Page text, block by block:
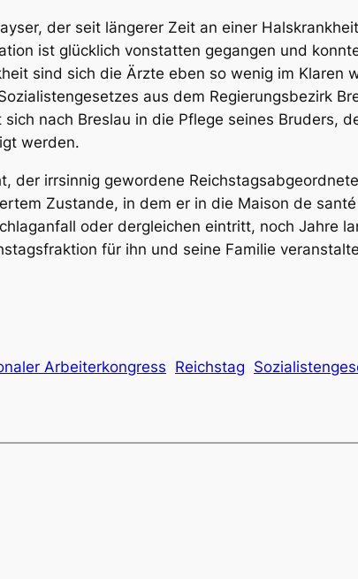
der seit längerer Zeit an einer
ist glücklich vonstatten gegangen und
sind sich die Ärzte eben so wenig im Klaren
aus dem Regierungsbezirk
nach Breslau in die Pflege seines Bruders,
werden.
der irrsinnig gewordene
Zustande, in dem er in die Maison de
oder dergleichen eintritt, noch Jahre
für ihn und seine Familie
Arbeiterkongress Reichstag